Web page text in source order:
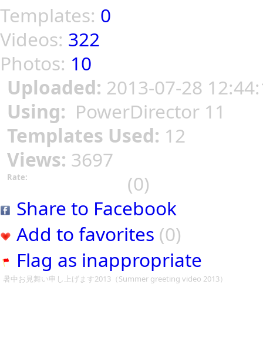
Templates: 0
Videos: 322
Photos: 10
Uploaded: 2013-07-28
Using: PowerDirector 11
Templates Used: 12
Views: 3697
Rate:
(0)
Share to Facebook
Add to favorites (0)
Flag as inappropriate
暑中お見舞い申し上げます2013（Summer greeting video 2013）